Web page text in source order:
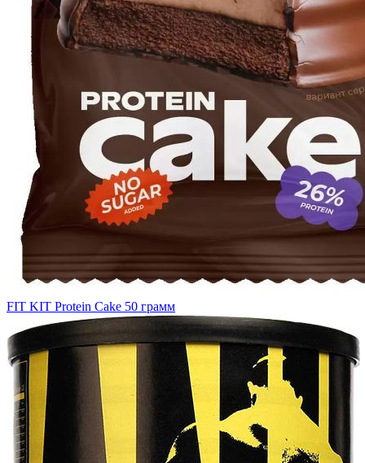
FIT KIT Protein Cake 50 грамм